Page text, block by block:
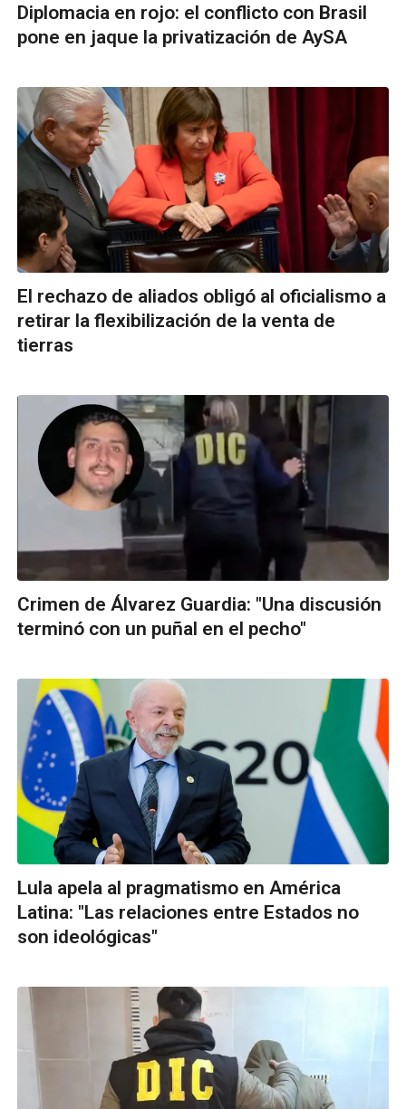
Diplomacia en rojo: el conflicto con Brasil
pone en jaque la privatización de AySA
El rechazo de aliados obligó al oficialismo a
retirar la flexibilización de la venta de
tierras
Crimen de Álvarez Guardia: "Una discusión
terminó con un puñal en el pecho"
Lula apela al pragmatismo en América
Latina: "Las relaciones entre Estados no
son ideológicas"